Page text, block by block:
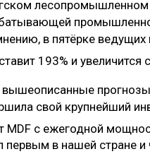
И ЗАЩИТА
ДРЕВЕСНЫХ ПЛИТ
МНЕНИЕ
в пятёрке ведущих
193% и увеличится
вышеописанные
свой крупнейший
MDF с ежегодной
первым в нашей стране